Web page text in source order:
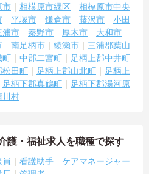
市 相模原市緑区
相模原市中央
平塚市 鎌倉市 藤沢市
小田
浦市 秦野市 厚木市
大和市
南足柄市 綾瀬市
三浦郡葉山
町 中郡二宮町
足柄上郡中井町
松田町 足柄上郡山北町
足柄上
足柄下郡真鶴町
足柄下郡湯河原
川村
護・福祉求人を職種で探す
看護助手
ケアマネージャー